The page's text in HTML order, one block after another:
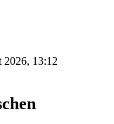
2026, 13:12